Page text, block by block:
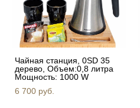
Чайная станция, 0SD 35
дерево, Объем:0,8 литра
Мощность: 1000 W
6 700 pуб.